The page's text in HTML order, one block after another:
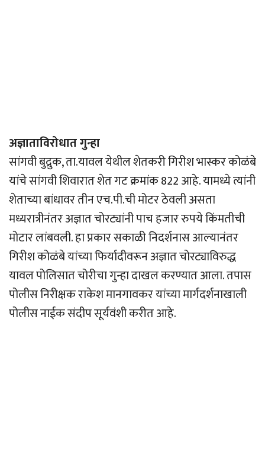
अज्ञाताविरोधात गुन्हा
सांगवी बुद्रुक, ता.यावल येथील शेतकरी गिरीश भास्कर कोळंबे
यांचे सांगवी शिवारात शेत गट क्रमांक 822 आहे. यामध्ये त्यांनी
शेताच्या बांधावर तीन एच.पी.ची मोटर ठेवली असता
मध्यरात्रीनंतर अज्ञात चोरट्यांनी पाच हजार रुपये किंमतीची
मोटार लांबवली. हा प्रकार सकाळी निदर्शनास आल्यानंतर
गिरीश कोळंबे यांच्या फिर्यादीवरून अज्ञात चोरट्याविरुद्ध
यावल पोलिसात चोरीचा गुन्हा दाखल करण्यात आला. तपास
पोलीस निरीक्षक राकेश मानगावकर यांच्या मार्गदर्शनाखाली
पोलीस नाईक संदीप सूर्यवंशी करीत आहे.